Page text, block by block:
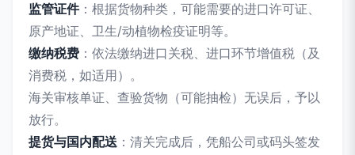
监管证件：根据货物种类，可能需要的进口许可证、
原产地证、卫生/动植物检疫证明等。
缴纳税费 ：依法缴纳进口关税、进口环节增值税（及
消费税，如适用）。
海关审核单证、查验货物（可能抽检）无误后，予以
放行。
提货与国内配送 ：清关完成后，凭船公司或码头签发